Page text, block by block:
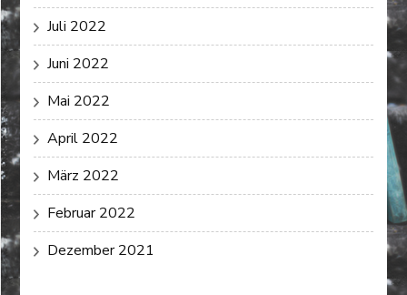
Juli 2022
Juni 2022
Mai 2022
April 2022
März 2022
Februar 2022
Dezember 2021